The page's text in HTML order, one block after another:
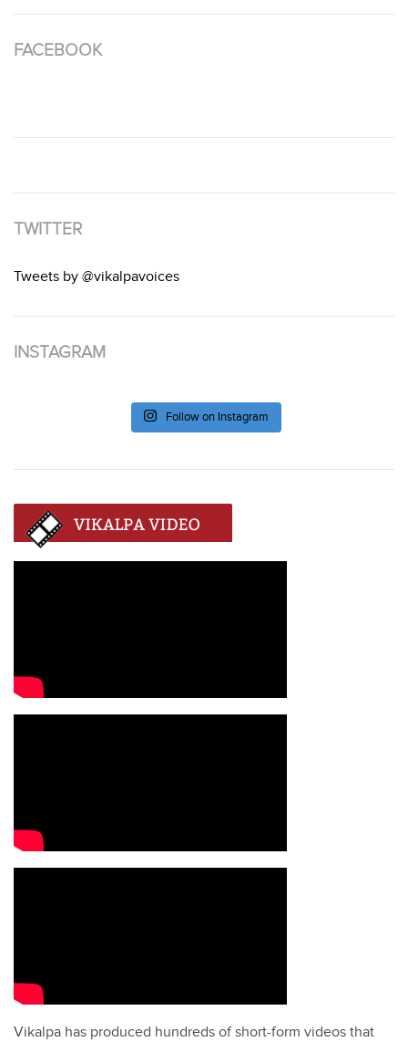
FACEBOOK
TWITTER
Tweets by @vikalpavoices
INSTAGRAM
Follow on Instagram
Vikalpa has produced hundreds of short-form videos that